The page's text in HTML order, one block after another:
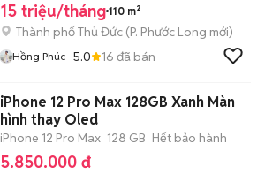
15 triệu/tháng 110 m²
Thành phố Thủ Đức (P. Phước Long mới)
Hồng Phúc 5.0 16 đã bán
iPhone 12 Pro Max 128GB Xanh Màn
hình thay Oled
iPhone 12 Pro Max 128 GB Hết bảo hành
5.850.000 đ